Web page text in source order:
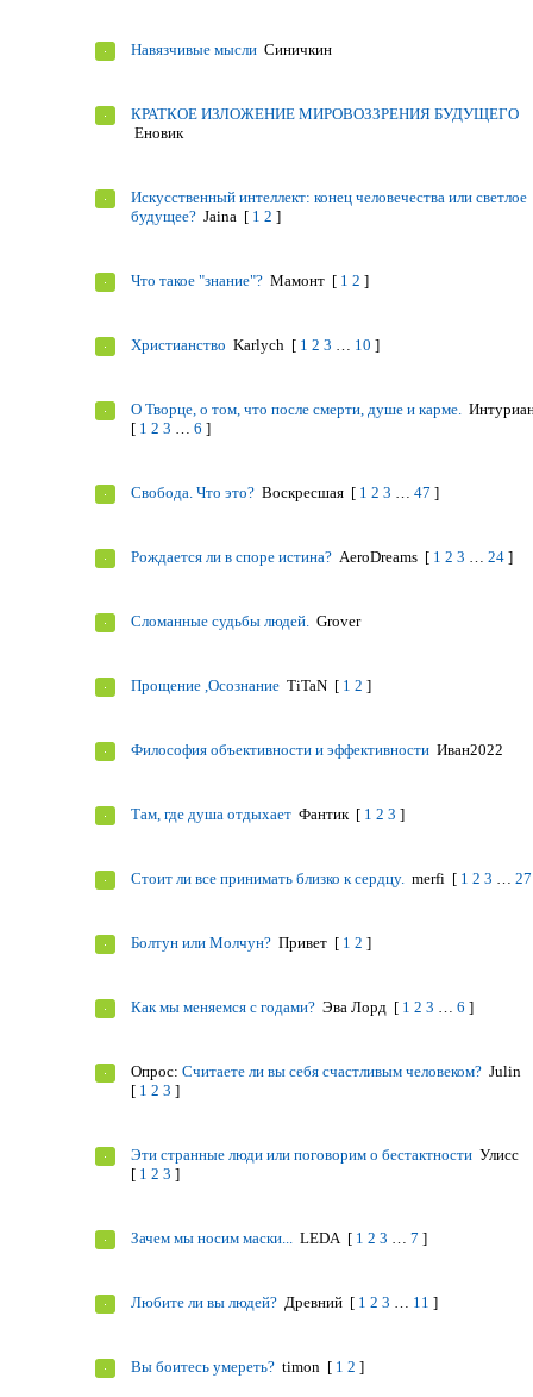
Навязчивые мысли Синичкин
КРАТКОЕ ИЗЛОЖЕНИЕ МИРОВОЗЗРЕНИЯ БУДУЩЕГО
Еновик
Искусственный интеллект: конец человечества или светлое
будущее? Jaina [ 1 2 ]
Что такое "знание"? Мамонт [ 1 2 ]
Христианство Karlych [ 1 2 3 … 10 ]
О Творце, о том, что после смерти, душе и карме.
[ 1 2 3 … 6 ]
Свобода. Что это? Воскресшая [ 1 2 3 … 47 ]
Рождается ли в споре истина? AeroDreams [ 1 2 3 … 24 ]
Сломанные судьбы людей. Grover
Прощение ,Осознание TiTaN [ 1 2 ]
Философия объективности и эффективности Иван2022
Там, где душа отдыхает Фантик [ 1 2 3 ]
Стоит ли все принимать близко к сердцу. merfi [ 1 2 3 … 27
Болтун или Молчун? Привет [ 1 2 ]
Как мы меняемся с годами? Эва Лорд [ 1 2 3 … 6 ]
Опрос: Считаете ли вы себя счастливым человеком? Julin
[ 1 2 3 ]
Эти странные люди или поговорим о бестактности Улисс
[ 1 2 3 ]
Зачем мы носим маски... LEDA [ 1 2 3 … 7 ]
Любите ли вы людей? Древний [ 1 2 3 … 11 ]
Вы боитесь умереть? timon [ 1 2 ]